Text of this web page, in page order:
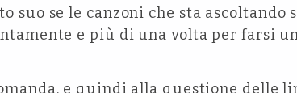
se le canzoni che sta ascoltando
e più di una volta per farsi
e quindi alla questione delle